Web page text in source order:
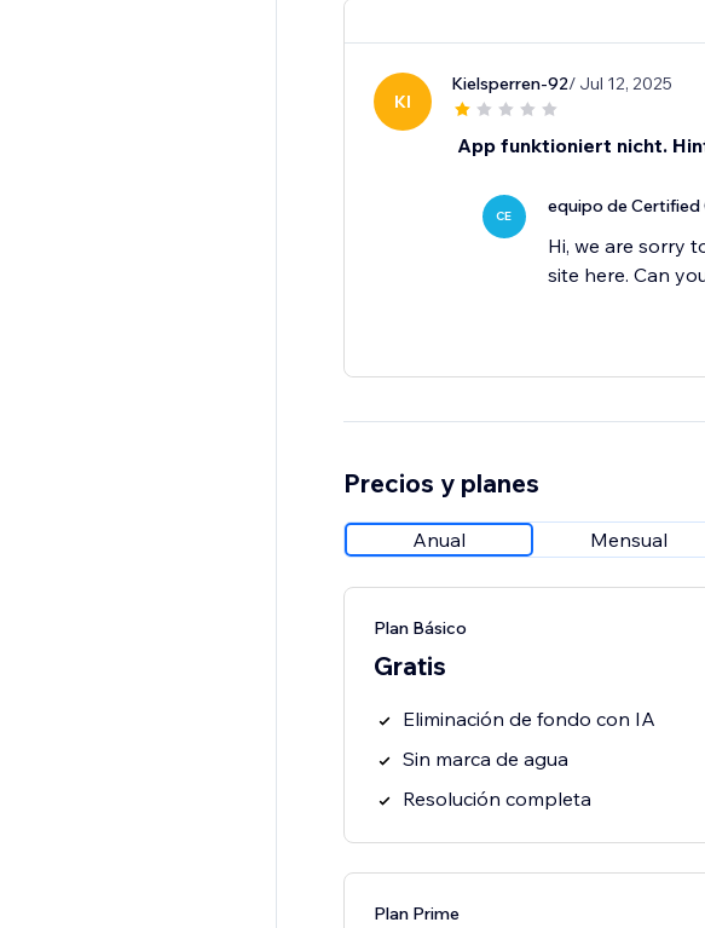
KI
Kielsperren-92/ Jul 12, 2025
App funktioniert nicht.
CE equipo de Certified
Hi, we are sorry
site here. Can
Precios y planes
Anual Mensual
Plan Básico
Gratis
Eliminación de fondo con IA
Sin marca de agua
Resolución completa
Plan Prime